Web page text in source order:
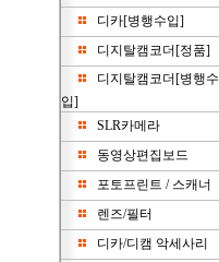
디카[병행수입]
디지탈캠코더[정품]
디지탈캠코더[병행수
입]
SLR카메라
동영상편집보드
포토프린트 / 스캐너
렌즈/필터
디카/디캠 악세사리